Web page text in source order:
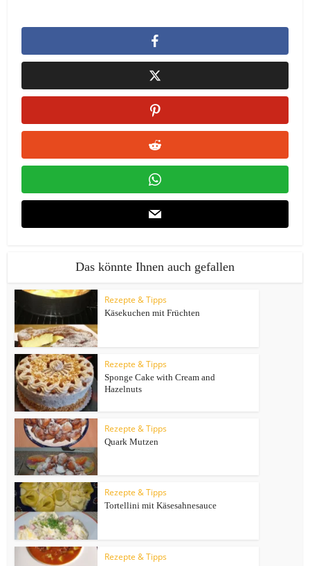
Das könnte Ihnen auch gefallen
Rezepte & Tipps
Käsekuchen mit Früchten
Rezepte & Tipps
Sponge Cake with Cream and
Hazelnuts
Rezepte & Tipps
Quark Mutzen
Rezepte & Tipps
Tortellini mit Käsesahnesauce
Rezepte & Tipps